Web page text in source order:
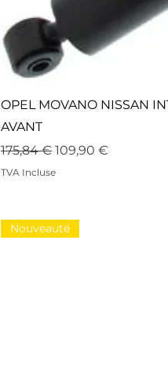
OPEL MOVANO NISSAN
AVANT
Prix original
175,84 € Prix promotionnel
109,90 €
TVA Incluse
Nouveauté